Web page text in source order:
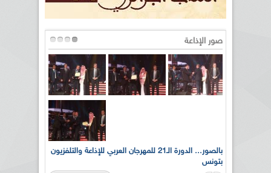
صور الإذاعة
بالصور... الدورة الـ21 للمهرجان العربي للإذاعة والتلفزيون
بتونس